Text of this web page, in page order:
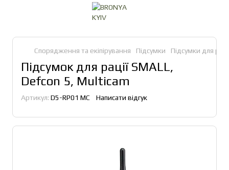
Спорядження та екіпірування Підсумки Підсумки для
Підсумок для рації SMALL,
Defcon 5, Multicam
Артикул: D5-RP01 MC Написати відгук